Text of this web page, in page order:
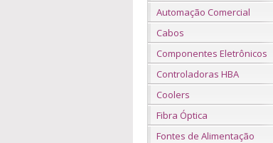
Automação Comercial
Cabos
Componentes Eletrônicos
Controladoras HBA
Coolers
Fibra Óptica
Fontes de Alimentação